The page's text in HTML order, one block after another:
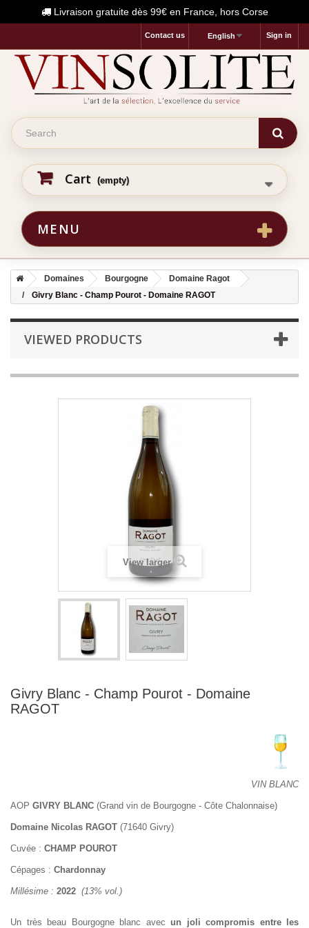
Livraison gratuite dès 99€ en France, hors Corse
Sign in
English
Contact us
Cart (empty)
MENU
Domaines Bourgogne
Domaine Ragot
Givry Blanc - Champ Pourot - Domaine RAGOT
VIEWED PRODUCTS
View larger
Givry Blanc - Champ Pourot - Domaine
RAGOT
VIN BLANC
AOP GIVRY BLANC (Grand vin de Bourgogne - Côte Chalonnaise)
Domaine Nicolas RAGOT (71640 Givry)
Cuvée : CHAMP POUROT
Cépages : Chardonnay
Millésime : 2022 (13% vol.)
Un très beau Bourgogne blanc avec un joli compromis entre les